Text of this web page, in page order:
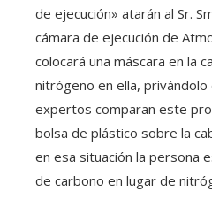
de ejecución» atarán al Sr.
cámara de ejecución de
colocará una máscara en la
nitrógeno en ella, privándolo
expertos comparan este
bolsa de plástico sobre la
en esa situación la persona
de carbono en lugar de